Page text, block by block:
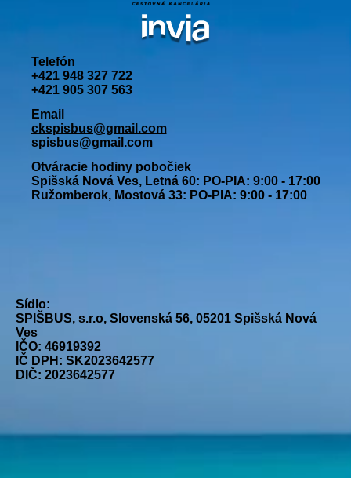
Telefón
+421 948 327 722
+421 905 307 563
Email
ckspisbus@gmail.com
spisbus@gmail.com
Otváracie hodiny pobočiek
Spišská Nová Ves, Letná 60: PO-PIA: 9:00 - 17:00
Ružomberok, Mostová 33: PO-PIA: 9:00 - 17:00
Sídlo:
SPIŠBUS, s.r.o, Slovenská 56, 05201 Spišská Nová
Ves
IČO: 46919392
IČ DPH: SK2023642577
DIČ: 2023642577